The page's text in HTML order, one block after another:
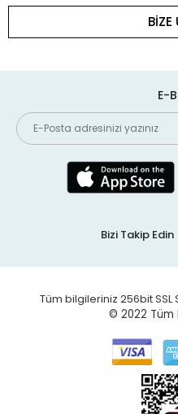
BİZE
E-
Bizi Takip Edin
Tüm bilgileriniz 256bit SSL
© 2022 Tüm